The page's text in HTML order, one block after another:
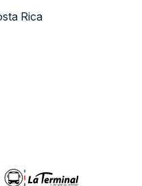
La terminal Costa Rica